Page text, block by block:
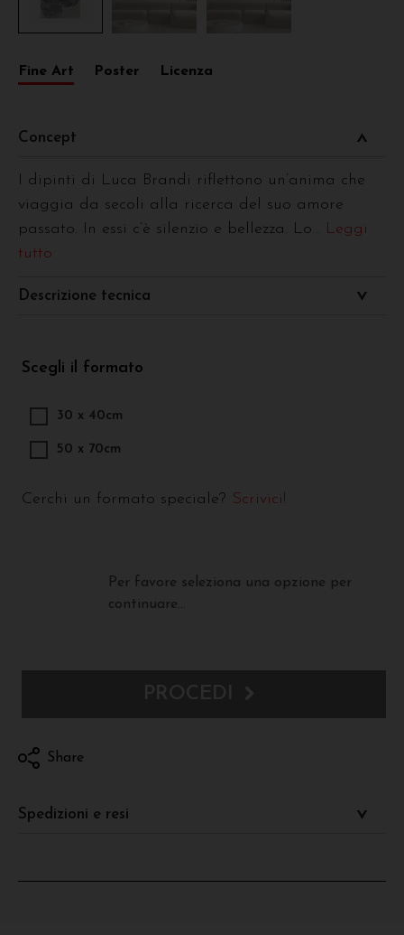
Fine Art Poster Licenza
Concept
I dipinti di Luca Brandi riflettono un’anima che
viaggia da secoli alla ricerca del suo amore
passato. In essi c’è silenzio e bellezza. Lo... Leggi
tutto
Descrizione tecnica
Scegli il formato
30 x 40cm
50 x 70cm
Cerchi un formato speciale? Scrivici!
Per favore seleziona una opzione per
continuare...
Share
Spedizioni e resi